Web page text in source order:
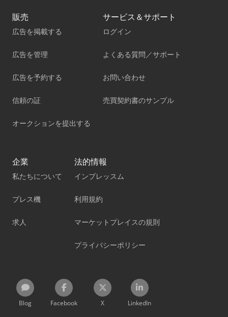
販売
広告を掲載する
広告を管理
広告を予約する
信頼の証
オークションを提出する
サービス＆サポート
ログイン
よくある質問／サポート
お問い合わせ
売買契約書のサンプル
企業
私たちについて
プレス機
求人
法的情報
インプレッスム
利用規約
マーケットプレイスの規則
プライバシーポリシー
Blog Facebook X LinkedIn